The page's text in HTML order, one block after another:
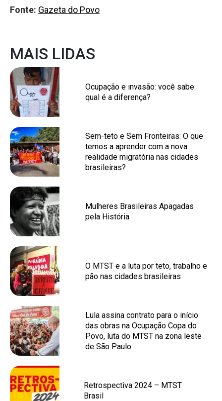
Fonte: Gazeta do Povo
MAIS LIDAS
Ocupação e invasão: você sabe
qual é a diferença?
Sem-teto e Sem Fronteiras: O que
temos a aprender com a nova
realidade migratória nas cidades
brasileiras?
Mulheres Brasileiras Apagadas
pela História
O MTST e a luta por teto, trabalho e
pão nas cidades brasileiras
Lula assina contrato para o início
das obras na Ocupação Copa do
Povo, luta do MTST na zona leste
de São Paulo
Retrospectiva 2024 – MTST
Brasil